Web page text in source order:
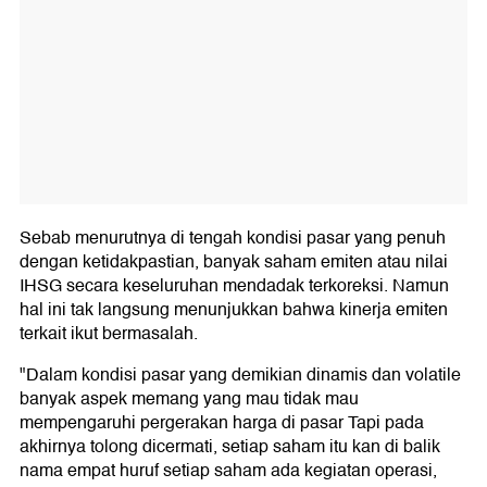
Sebab menurutnya di tengah kondisi pasar yang penuh
dengan ketidakpastian, banyak saham emiten atau nilai
IHSG secara keseluruhan mendadak terkoreksi. Namun
hal ini tak langsung menunjukkan bahwa kinerja emiten
terkait ikut bermasalah.
"Dalam kondisi pasar yang demikian dinamis dan volatile
banyak aspek memang yang mau tidak mau
mempengaruhi pergerakan harga di pasar Tapi pada
akhirnya tolong dicermati, setiap saham itu kan di balik
nama empat huruf setiap saham ada kegiatan operasi,